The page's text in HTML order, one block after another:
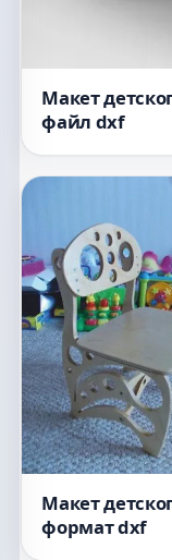
Макет
файл dxf
Макет
формат dxf